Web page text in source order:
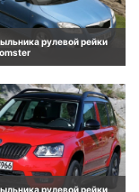
рулевой рейки
рулевой рейки